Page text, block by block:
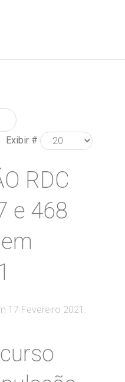
Exibir #
RDC
e 468
17 Fevereiro 2021 .